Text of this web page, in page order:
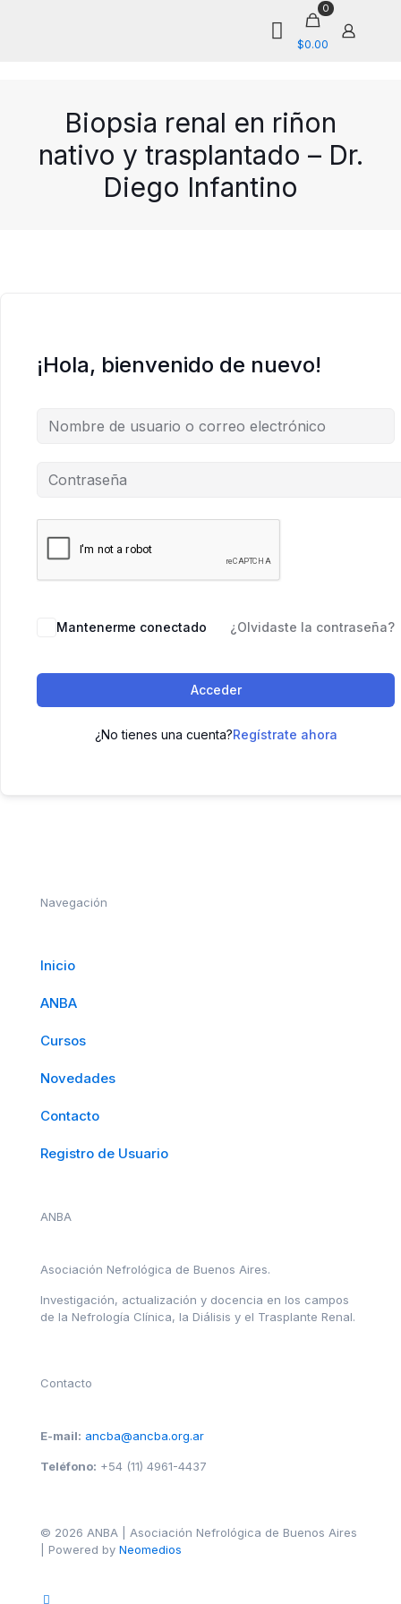
0
$0.00
Biopsia renal en riñon
nativo y trasplantado – Dr.
Diego Infantino
¡Hola, bienvenido de nuevo!
Mantenerme conectado ¿Olvidaste la contraseña?
Acceder
¿No tienes una cuenta?Regístrate ahora
Navegación
Inicio
ANBA
Cursos
Novedades
Contacto
Registro de Usuario
ANBA
Asociación Nefrológica de Buenos Aires.
Investigación, actualización y docencia en los campos
de la Nefrología Clínica, la Diálisis y el Trasplante Renal.
Contacto
E-mail: ancba@ancba.org.ar
Teléfono: +54 (11) 4961-4437
© 2026 ANBA | Asociación Nefrológica de Buenos Aires
| Powered by Neomedios